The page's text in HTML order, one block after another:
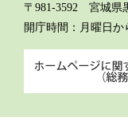
〒981-3592 宮城県
開庁時間
月曜日